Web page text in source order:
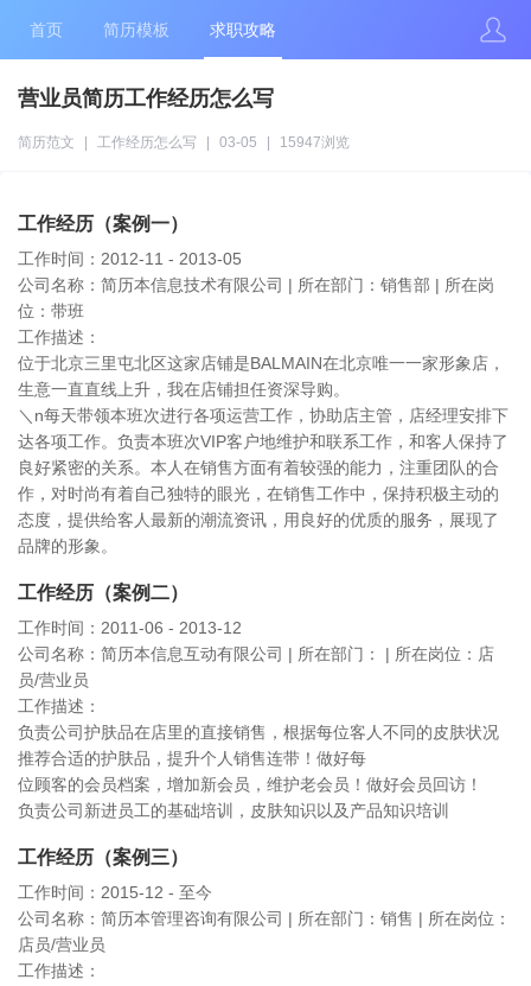
首页 简历模板 求职攻略
营业员简历工作经历怎么写
简历范文 工作经历怎么写 03-05 15947浏览
工作经历（案例一）
工作时间：2012-11 - 2013-05
公司名称：简历本信息技术有限公司 | 所在部门：销售部 | 所在岗
位：带班
工作描述：
位于北京三里屯北区这家店铺是BALMAIN在北京唯一一家形象店，
生意一直直线上升，我在店铺担任资深导购。
＼n每天带领本班次进行各项运营工作，协助店主管，店经理安排下
达各项工作。负责本班次VIP客户地维护和联系工作，和客人保持了
良好紧密的关系。本人在销售方面有着较强的能力，注重团队的合
作，对时尚有着自己独特的眼光，在销售工作中，保持积极主动的
态度，提供给客人最新的潮流资讯，用良好的优质的服务，展现了
品牌的形象。
工作经历（案例二）
工作时间：2011-06 - 2013-12
公司名称：简历本信息互动有限公司 | 所在部门： | 所在岗位：店
员/营业员
工作描述：
负责公司护肤品在店里的直接销售，根据每位客人不同的皮肤状况
推荐合适的护肤品，提升个人销售连带！做好每
位顾客的会员档案，增加新会员，维护老会员！做好会员回访！
负责公司新进员工的基础培训，皮肤知识以及产品知识培训
工作经历（案例三）
工作时间：2015-12 - 至今
公司名称：简历本管理咨询有限公司 | 所在部门：销售 | 所在岗位：
店员/营业员
工作描述：